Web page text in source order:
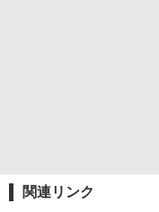
関連リンク